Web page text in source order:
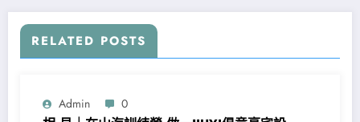
RELATED POSTS
Admin 0